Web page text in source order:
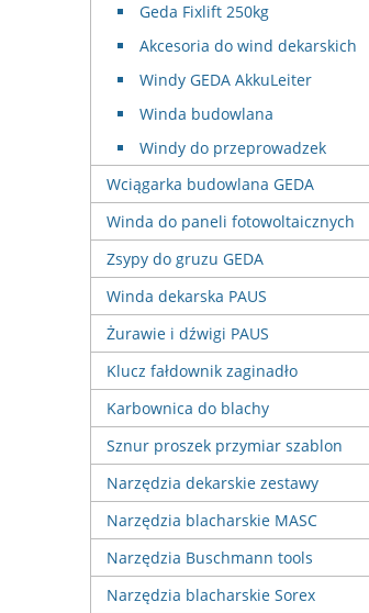
Geda Fixlift 250kg
Akcesoria do wind dekarskich
Windy GEDA AkkuLeiter
Winda budowlana
Windy do przeprowadzek
Wciągarka budowlana GEDA
Winda do paneli fotowoltaicznych
Zsypy do gruzu GEDA
Winda dekarska PAUS
Żurawie i dźwigi PAUS
Klucz fałdownik zaginadło
Karbownica do blachy
Sznur proszek przymiar szablon
Narzędzia dekarskie zestawy
Narzędzia blacharskie MASC
Narzędzia Buschmann tools
Narzędzia blacharskie Sorex